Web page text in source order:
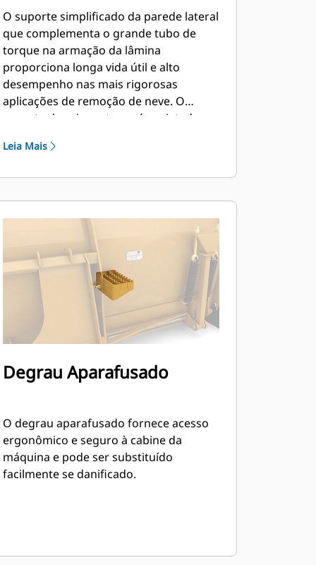
O suporte simplificado da parede lateral
que complementa o grande tubo de
torque na armação da lâmina
proporciona longa vida útil e alto
desempenho nas mais rigorosas
aplicações de remoção de neve. O
suporte da caixa externa é projetado
armação da lâmina, além de fornecer
Leia Mais
Degrau Aparafusado
O degrau aparafusado fornece acesso
ergonômico e seguro à cabine da
máquina e pode ser substituído
facilmente se danificado.